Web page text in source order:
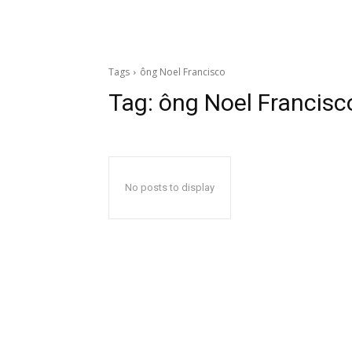
Tags ông Noel Francisco
Tag: ông Noel
No posts to display